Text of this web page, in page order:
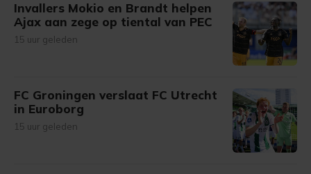
Invallers Mokio en Brandt helpen
Ajax aan zege op tiental van PEC
15 uur geleden
FC Groningen verslaat FC Utrecht
in Euroborg
15 uur geleden